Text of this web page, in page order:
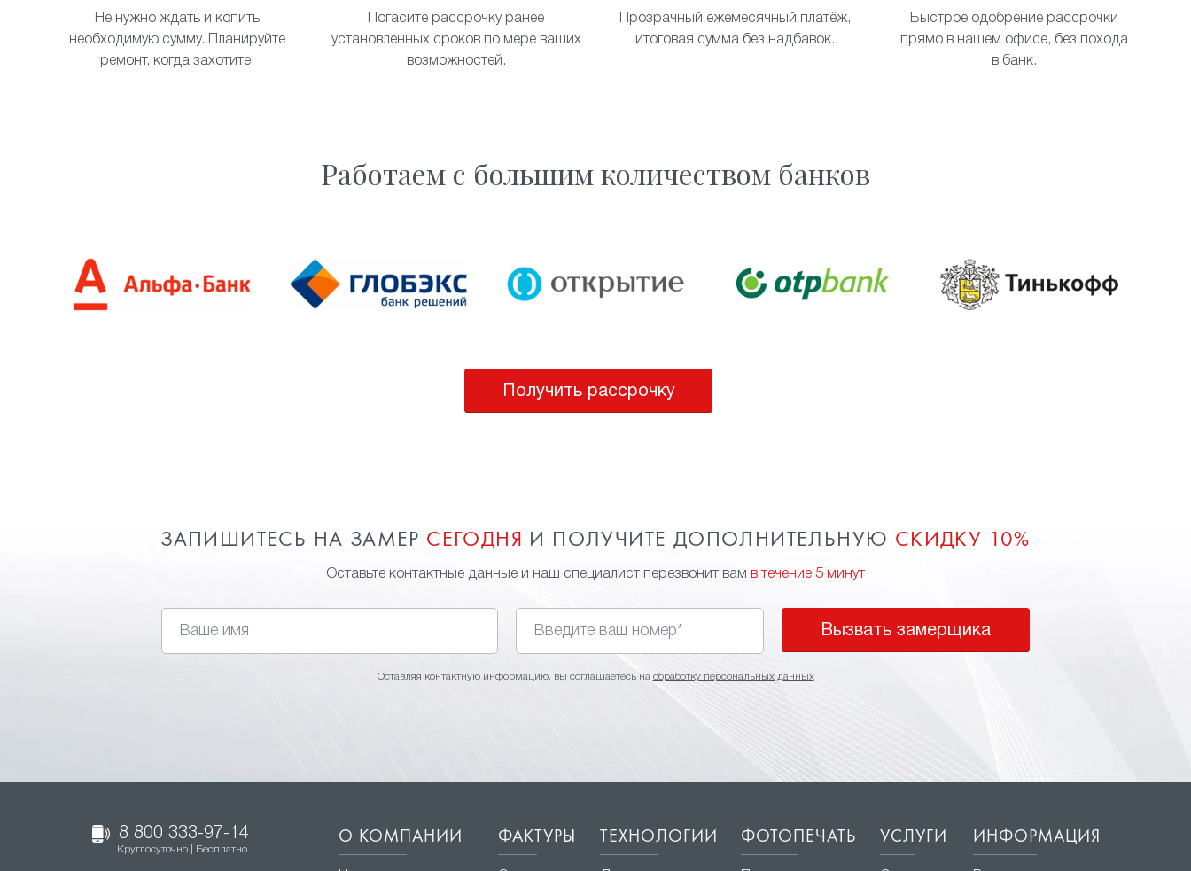
Не нужно ждать и копить
необходимую сумму. Планируйте
ремонт, когда захотите.
Погасите рассрочку ранее
установленных сроков по мере ваших
возможностей.
Прозрачный ежемесячный платёж,
итоговая сумма без надбавок.
Быстрое одобрение рассрочки
прямо в нашем офисе, без похода
в банк.
Работаем с большим количеством банков
Получить рассрочку
ЗАПИШИТЕСЬ НА ЗАМЕР СЕГОДНЯ И ПОЛУЧИТЕ ДОПОЛНИТЕЛЬНУЮ СКИДКУ 10%
Оставьте контактные данные и наш специалист перезвонит вам в течение 5 минут
Вызвать замерщика
Оставляя контактную информацию, вы соглашаетесь на обработку персональных данных
8 800 333-97-14
Круглосуточно | Бесплатно
О КОМПАНИИ ФАКТУРЫ ТЕХНОЛОГИИ ФОТОПЕЧАТЬ УСЛУГИ ИНФОРМАЦИЯ